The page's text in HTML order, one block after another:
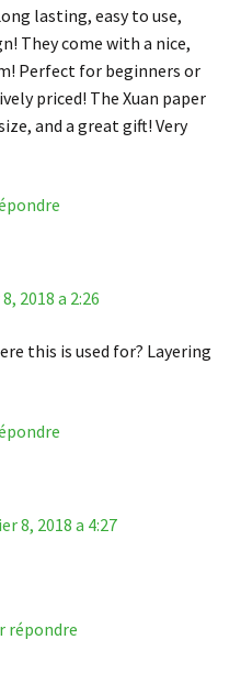
lasting, easy to use,
They come with a nice,
Perfect for beginners or
priced! The Xuan paper
and a great gift! Very
2018 a 2:26
this is used for? Layering
8, 2018 a 4:27
répondre